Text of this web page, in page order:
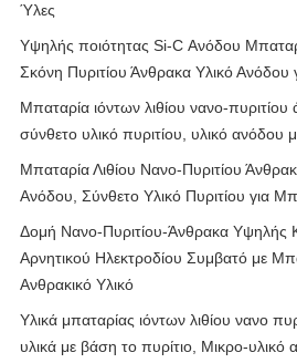
Ύλες
Υψηλής ποιότητας Si-C Ανόδου
Σκόνη Πυριτίου Άνθρακα Υλικό Ανόδου
Μπαταρία ιόντων λιθίου νανο-
σύνθετο υλικό πυριτίου, υλικό
Μπαταρία Λιθίου Νανο-Πυριτίου
Ανόδου, Σύνθετο Υλικό Πυριτίου για
Δομή Νανο-Πυριτίου-Άνθρακα Υψηλής
Αρνητικού Ηλεκτροδίου Συμβατό με
Ανθρακικό Υλικό
Υλικά μπαταρίας ιόντων λιθίου νανο
υλικά με βάση το πυρίτιο, Μικρο-υλικό